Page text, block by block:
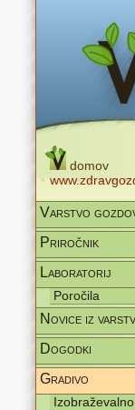
domov
Varstvo
Priročnik
Laboratorij
Poročila
Novice iz
Dogodki
Gradivo
Izobraževalno